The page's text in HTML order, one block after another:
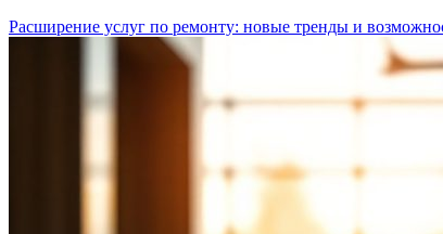
Расширение услуг по ремонту: новые тренды и